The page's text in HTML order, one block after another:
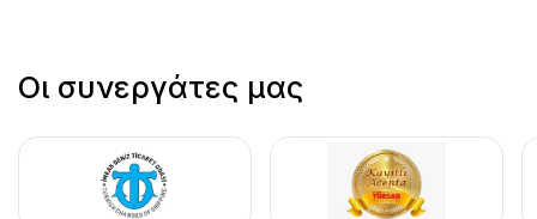
Οι συνεργάτες μας